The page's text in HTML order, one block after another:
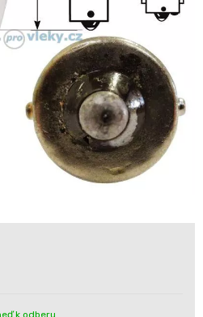
k odberu